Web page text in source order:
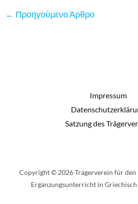
← Προηγούμενο Άρθρο
Impressum
Satzung des
Copyright © 2026 Trägerverein für
Ergänzungsunterricht in Griechisch